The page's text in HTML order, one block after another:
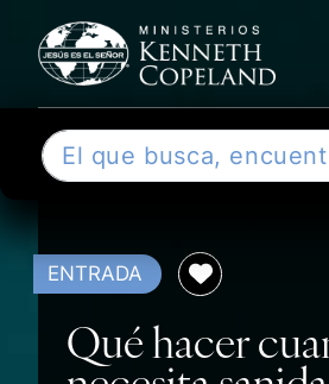
Skip to content
B
u
a
ENTRADA
Qué hacer